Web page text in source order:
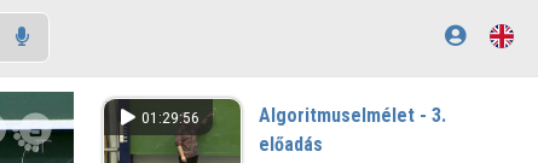
01:29:56
Algoritmuselmélet - 3.
előadás